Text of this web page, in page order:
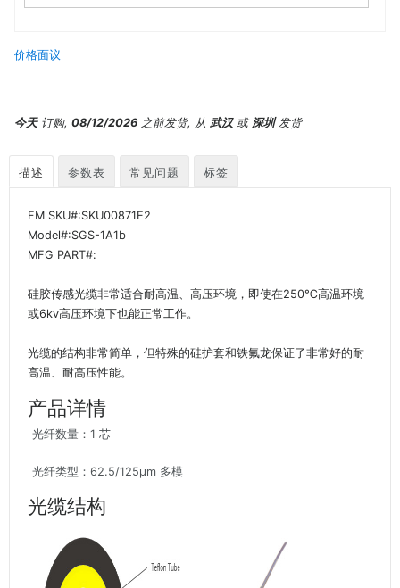
价格面议
今天订购,08/12/2026 之前发货, 从武汉或 深圳发货
描述 参数表 常见问题 标签
FM SKU#:SKU00871E2
Model#:SGS-1A1b
MFG PART#:
硅胶传感光缆非常适合耐高温、高压环境，即使在250℃高温环境
或6kv高压环境下也能正常工作。
光缆的结构非常简单，但特殊的硅护套和铁氟龙保证了非常好的耐
高温、耐高压性能。
产品详情
光纤数量：1 芯
光纤类型：62.5/125μm 多模
光缆结构